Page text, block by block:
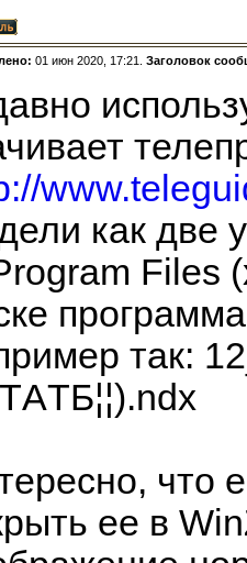
01 июн 2020, 17:21. Заголовок
как две
Files
так:
что
ее в